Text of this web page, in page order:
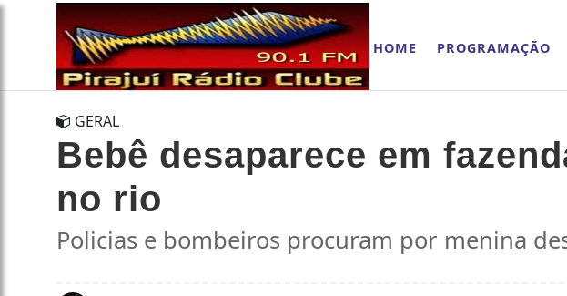
HOME PROGRAMAÇÃO
GERAL
Bebê desaparece em
no rio
Policias e bombeiros procuram por menina